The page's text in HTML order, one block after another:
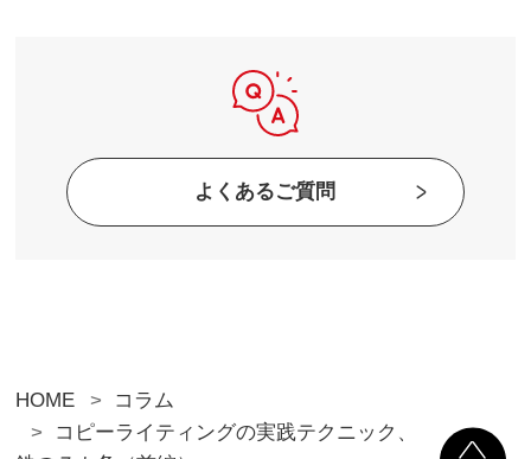
よくあるご質問
HOME
コラム
コピーライティングの実践テクニック、